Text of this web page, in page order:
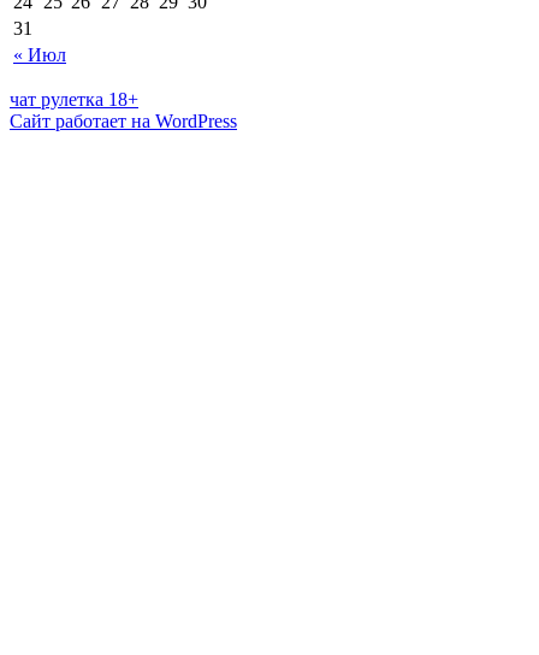
« Июл
31
чат рулетка 18+
Сайт работает на WordPress